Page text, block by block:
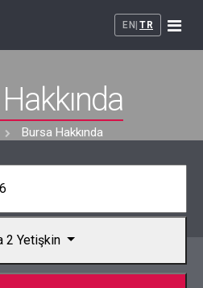
EN |TR
Bursa Hakkında
2 Yetişkin